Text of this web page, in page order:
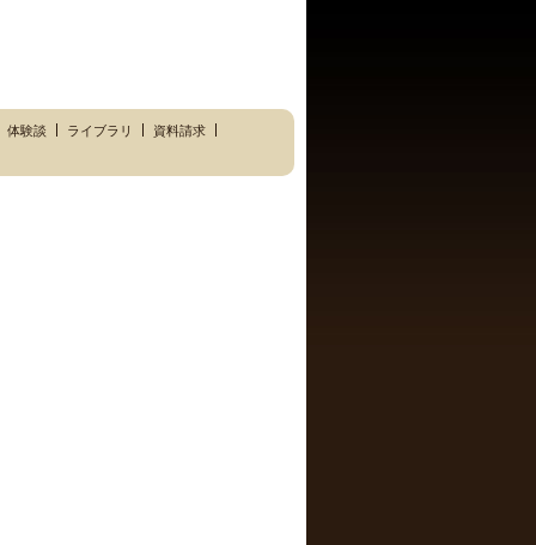
体験談 ライブラリ 資料請求